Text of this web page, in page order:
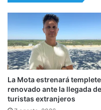
La Mota estrenará templete
renovado ante la llegada de
turistas extranjeros